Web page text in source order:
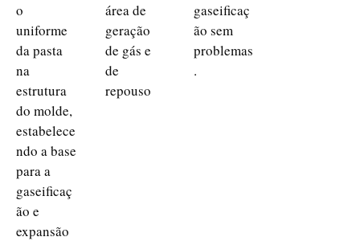
o
uniforme
da pasta
na
estrutura
do molde,
estabelece
ndo a base
para a
gaseificaç
ão e
expansão
área de
geração
de gás e
de
repouso
gaseificaç
ão sem
problemas
.